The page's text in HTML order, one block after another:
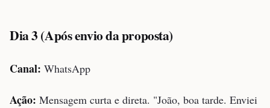
Dia 3 (Após envio da proposta)
Canal: WhatsApp
Ação: Mensagem curta e direta. "João, boa tarde. Enviei